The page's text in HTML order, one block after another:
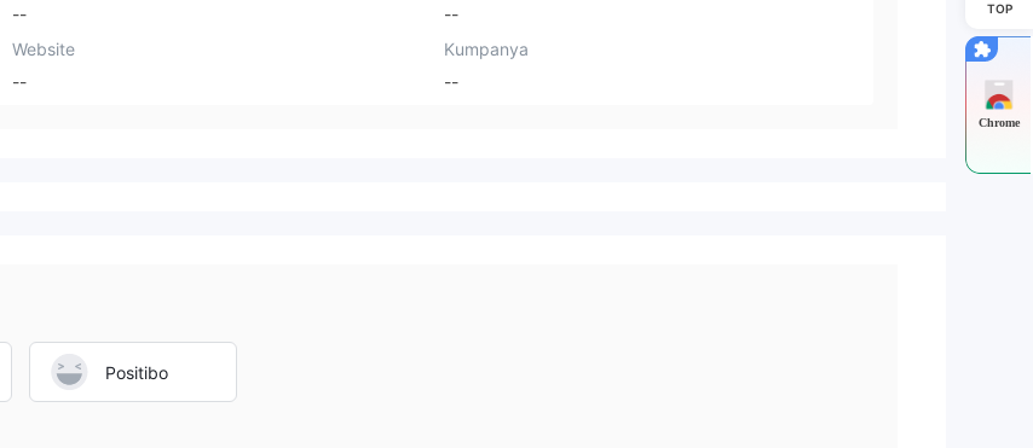
--
--
Website
--
Kumpanya
--
Positibo
TOP
Chrome